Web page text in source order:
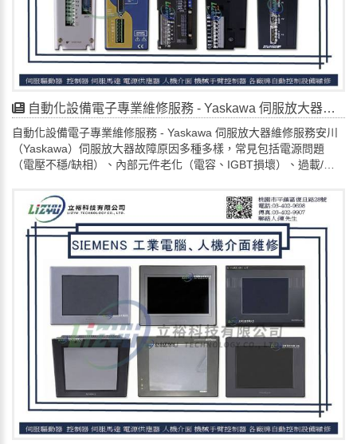
參數錯誤: P036 (電壓調整) 或其他關鍵參數與實際配置不符。
負載過重: 選型不當或負載本身機械卡死。
機械潤滑：潤滑不良造成負載增加。變頻器內部損壞:
IGBT故障: 輸出對地短路、電機線圈過長。
電流檢測器 (CT) 故障: 影響電流檢測精度，導致誤保護。
驅動/保護電路異常: 驅動IGBT的電路或保護電路損壞。
環境與應用不當:
周邊溫度過高。
靜電 (ESD): 操作不當導致敏感零件損壞。
電機不能啟動: 檢查電源、熔斷器、控制訊號。
F059 或 OPEN (安全相關): 通常是安全迴路斷開 (如安全停止、緊
急停止)。
ER02/ER05 (過流/過壓): 減速時間短、負載大。
ER17 (電流檢測故障): 電流感測器或相關電路問題。
ER15 (逆變模組故障): 輸出短路或模組本身故障。三、排除步驟 (通
記錄故障碼: 這是診斷的第一步。
確認停機指令: 排除異常前，先切斷變頻器運轉指令。
檢查外圍: 檢查電源、負載電機、線纜連接。
排除機械問題: 確保負載沒有卡死。
軟體復歸: 在排除原因後，按RESET鍵或指令清除顯示。
檢查變頻器內部 (需專業人員): 拆下電機線，測量輸出端子，檢查
IGBT是否短路。尋求專業維修：對於無法自行診斷的故障，建議聯
絡合格的 Allen-Bradley變頻器維修服務 進行評估和維修，請找專
自動化設備電子專業維修服務 - Yaskawa 伺服放大器維修服務
自動化設備電子專業維修服務 - Yaskawa 伺服放大器維修服務安川
（Yaskawa）伺服放大器故障原因多種多樣，常見包括電源問題
（電壓不穩/缺相）、內部元件老化（電容、IGBT損壞）、過載/短
誤，以及控制訊號異常等，導致警報代碼（如過流、欠壓、速度/位
置偏差）等，影響機器人或自動化設備精度。常見故障原因解析電
源與供電問題主電路供電不足/不穩定：交流輸入電壓異常、缺相，
導致欠壓。控制迴路問題：控制電源的穩壓器或開關電源故障。馬
達及負載問題馬達過載/堵轉：機械負載過大，導致電流過大，放大
器過電流警報。馬達短路/絕緣老化：馬達本身故障，回饋給放大
器。編碼器/回授訊號異常：位置回授不準，放大器無法控制，產生
位置偏差。消防員內部故障功率模組（IGBT）損壞：大電流衝擊、
過熱導致。電容老化/漏液：電容電容，影響供電穩定。驅動電路/控
制板故障：訊號處理單元故障。環境與筆記本吸煙不良：風扇停止
轉、環境溫度過高。進水/受潮：導致電路板短路或元件腐蝕。參數
與設定參數不當：增益過高、限流值設定不合理。警報代碼不符：
參數設定與馬達、負載不符。外部幹預靜電/電磁幹擾 (EMI)：指示
燈亮度，幹擾控制訊號。 排查步驟查警報代碼：透過顯示器或上位
機查看特定警報代碼。檢查外部：檢查電源、馬達、電纜連接。檢
查內部：觀察風扇、PCB、工件是否有異樣。替換法：用同型號好